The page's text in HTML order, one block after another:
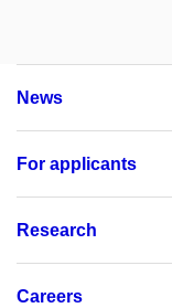
News
For applicants
Research
Careers